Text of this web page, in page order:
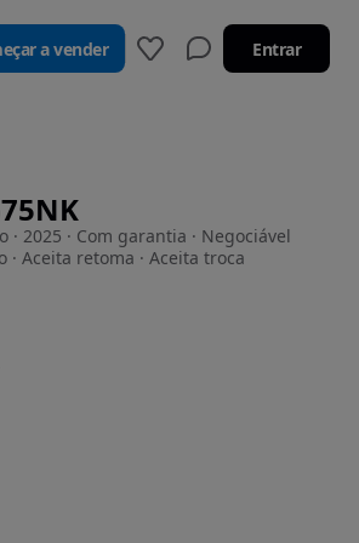
a vender Entrar
· 2025 · Com garantia · Negociável
· Aceita retoma · Aceita troca